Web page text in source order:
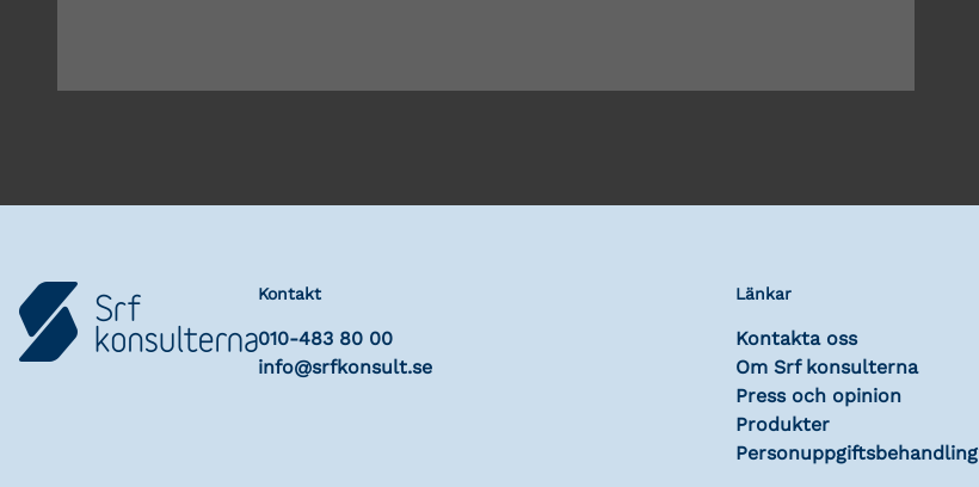
Kontakt
010-483 80 00
info@srfkonsult.se
Länkar
Kontakta oss
Om Srf konsulterna
Press och opinion
Produkter
Personuppgiftsbehandling